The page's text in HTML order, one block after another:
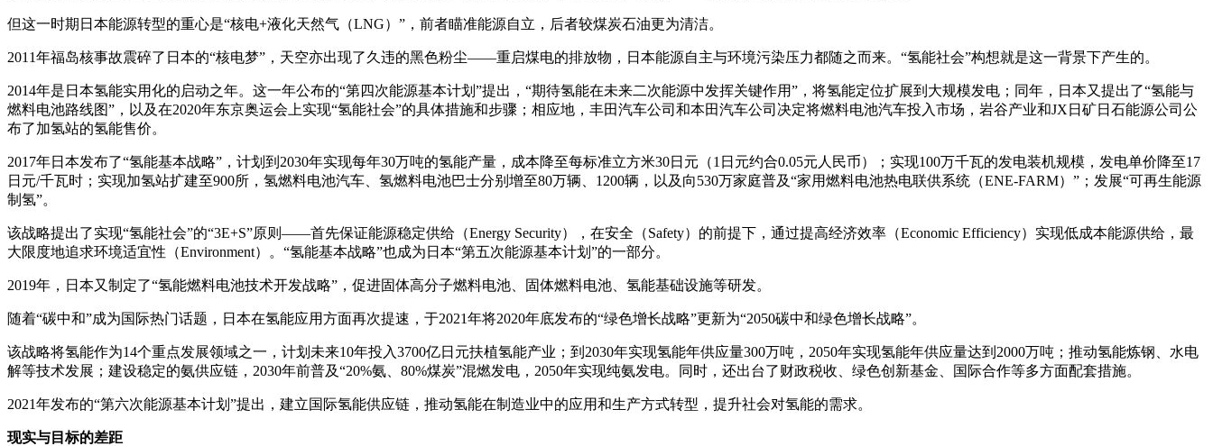
但这一时期日本能源转型的重心是“核电+液化天然气（LNG）”，前者瞄准能源自立，后者较煤炭石油更为清洁。
2011年福岛核事故震碎了日本的“核电梦”，天空亦出现了久违的黑色粉尘——重启煤电的排放物，日本能源自主与环境污染压力都随之而来。“氢能社会”构想就是这一背景下产生的。
2014年是日本氢能实用化的启动之年。这一年公布的“第四次能源基本计划”提出，“期待氢能在未来二次能源中发挥关键作用”，将氢能定位扩展到大规模发电；同年，日本又提出了“氢能与
燃料电池路线图”，以及在2020年东京奥运会上实现“氢能社会”的具体措施和步骤；相应地，丰田汽车公司和本田汽车公司决定将燃料电池汽车投入市场，岩谷产业和JX日矿日石能源公司公
布了加氢站的氢能售价。
2017年日本发布了“氢能基本战略”，计划到2030年实现每年30万吨的氢能产量，成本降至每标准立方米30日元（1日元约合0.05元人民币）；实现100万千瓦的发电装机规模，发电单价降至17
日元/千瓦时；实现加氢站扩建至900所，氢燃料电池汽车、氢燃料电池巴士分别增至80万辆、1200辆，以及向530万家庭普及“家用燃料电池热电联供系统（ENE-FARM）”；发展“可再生能源
制氢”。
该战略提出了实现“氢能社会”的“3E+S”原则——首先保证能源稳定供给（Energy Security），在安全（Safety）的前提下，通过提高经济效率（Economic Efficiency）实现低成本能源供给，最
大限度地追求环境适宜性（Environment）。“氢能基本战略”也成为日本“第五次能源基本计划”的一部分。
2019年，日本又制定了“氢能燃料电池技术开发战略”，促进固体高分子燃料电池、固体燃料电池、氢能基础设施等研发。
随着“碳中和”成为国际热门话题，日本在氢能应用方面再次提速，于2021年将2020年底发布的“绿色增长战略”更新为“2050碳中和绿色增长战略”。
该战略将氢能作为14个重点发展领域之一，计划未来10年投入3700亿日元扶植氢能产业；到2030年实现氢能年供应量300万吨，2050年实现氢能年供应量达到2000万吨；推动氢能炼钢、水电
解等技术发展；建设稳定的氨供应链，2030年前普及“20%氨、80%煤炭”混燃发电，2050年实现纯氨发电。同时，还出台了财政税收、绿色创新基金、国际合作等多方面配套措施。
2021年发布的“第六次能源基本计划”提出，建立国际氢能供应链，推动氢能在制造业中的应用和生产方式转型，提升社会对氢能的需求。
现实与目标的差距